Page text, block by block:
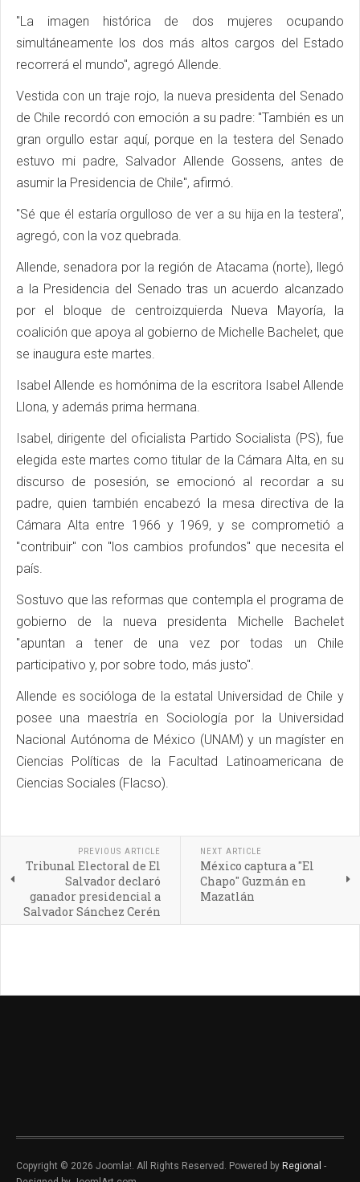
"La imagen histórica de dos mujeres ocupando
simultáneamente los dos más altos cargos del Estado
recorrerá el mundo", agregó Allende.
Vestida con un traje rojo, la nueva presidenta del Senado
de Chile recordó con emoción a su padre: "También es un
gran orgullo estar aquí, porque en la testera del Senado
estuvo mi padre, Salvador Allende Gossens, antes de
asumir la Presidencia de Chile", afirmó.
"Sé que él estaría orgulloso de ver a su hija en la testera",
agregó, con la voz quebrada.
Allende, senadora por la región de Atacama (norte), llegó
a la Presidencia del Senado tras un acuerdo alcanzado
por el bloque de centroizquierda Nueva Mayoría, la
coalición que apoya al gobierno de Michelle Bachelet, que
se inaugura este martes.
Isabel Allende es homónima de la escritora Isabel Allende
Llona, y además prima hermana.
Isabel, dirigente del oficialista Partido Socialista (PS), fue
elegida este martes como titular de la Cámara Alta, en su
discurso de posesión, se emocionó al recordar a su
padre, quien también encabezó la mesa directiva de la
Cámara Alta entre 1966 y 1969, y se comprometió a
"contribuir" con "los cambios profundos" que necesita el
país.
Sostuvo que las reformas que contempla el programa de
gobierno de la nueva presidenta Michelle Bachelet
"apuntan a tener de una vez por todas un Chile
participativo y, por sobre todo, más justo".
Allende es socióloga de la estatal Universidad de Chile y
posee una maestría en Sociología por la Universidad
Nacional Autónoma de México (UNAM) y un magíster en
Ciencias Políticas de la Facultad Latinoamericana de
Ciencias Sociales (Flacso).
PREVIOUS ARTICLE
Tribunal Electoral de El
Salvador declaró
ganador presidencial a
Salvador Sánchez Cerén
NEXT ARTICLE
México captura a "El
Chapo" Guzmán en
Mazatlán
Copyright © 2026 Joomla!. All Rights Reserved. Powered by Regional -